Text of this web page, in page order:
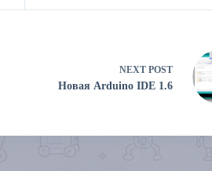
NEXT POST
Новая Arduino IDE 1.6